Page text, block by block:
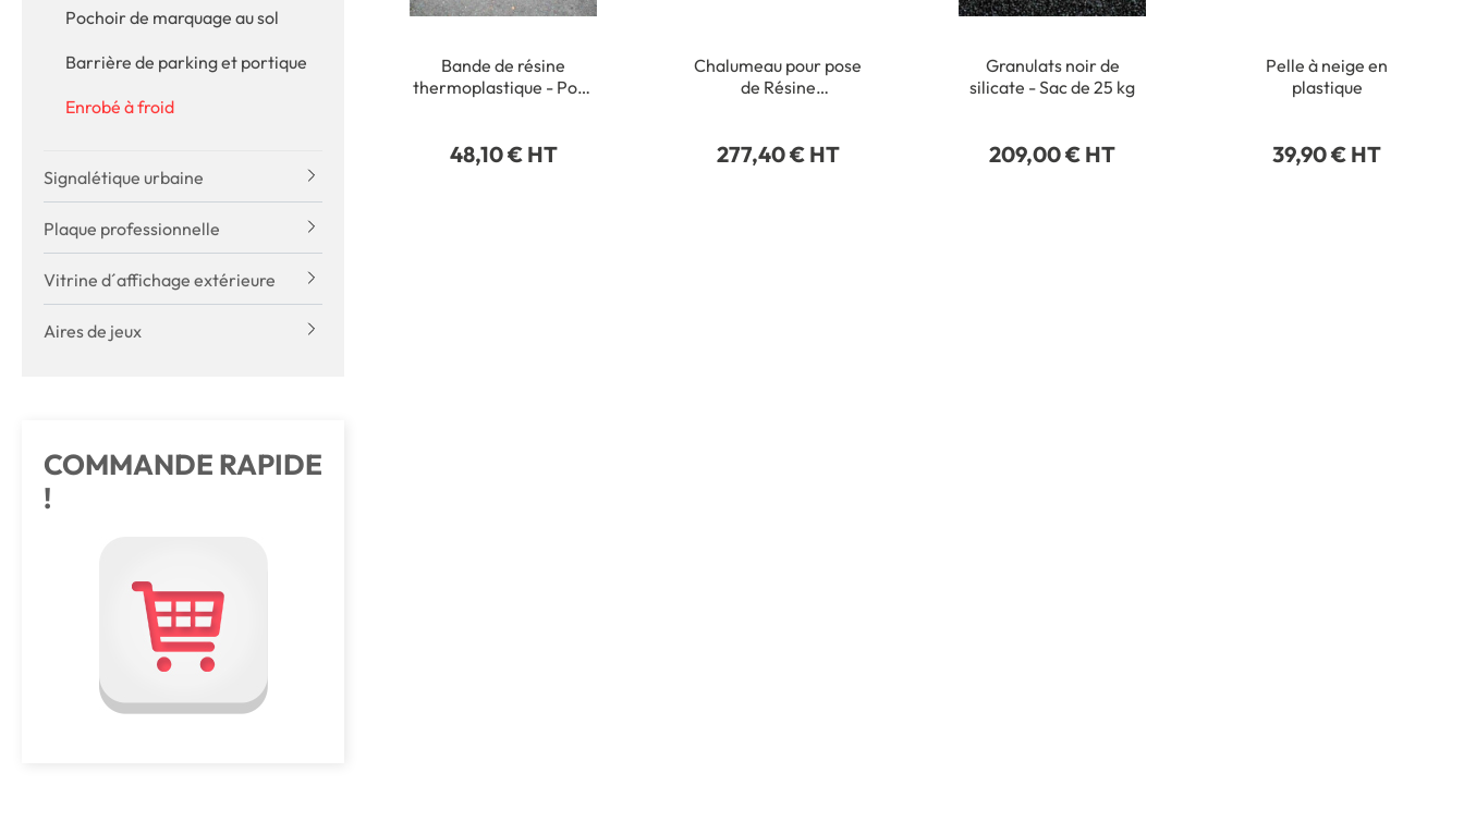
Pochoir de marquage au sol
Barrière de parking et portique
Enrobé à froid
Signalétique urbaine
Plaque professionnelle
Vitrine d´affichage extérieure
Aires de jeux
COMMANDE RAPIDE
!
Bande de résine
thermoplastique - Pour
Rouleau de 5 m
48,10 € HT
Chalumeau pour pose
de Résine
277,40 € HT
Granulats noir de
silicate - Sac de 25 kg
209,00 € HT
Pelle à neige en
plastique
39,90 € HT